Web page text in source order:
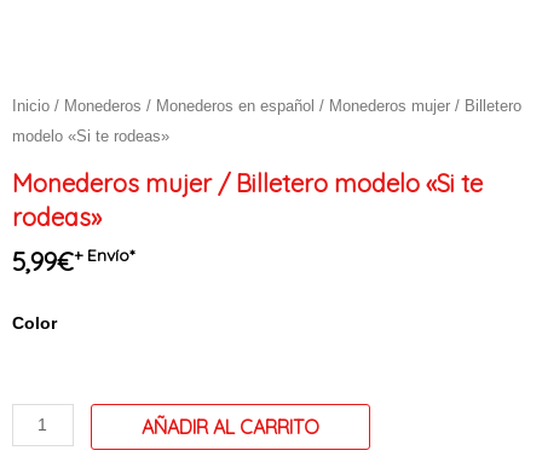
Inicio / Monederos / Monederos en español / Monederos mujer / Billetero
modelo «Si te rodeas»
Monederos mujer / Billetero modelo «Si te
rodeas»
5,99€+ Envío*
Color
Monederos
Billetero